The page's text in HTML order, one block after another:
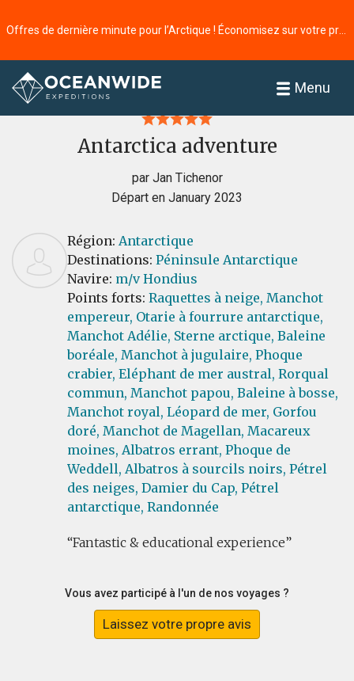
Menu
Accueil
Antarctica adventure
par Jan Tichenor
Départ en January 2023
Région: Antarctique
Destinations: Péninsule Antarctique
Navire: m/v Hondius
Points forts: Raquettes à neige, Manchot
empereur, Otarie à fourrure antarctique,
Manchot Adélie, Sterne arctique, Baleine
boréale, Manchot à jugulaire, Phoque
crabier, Eléphant de mer austral, Rorqual
commun, Manchot papou, Baleine à bosse,
Manchot royal, Léopard de mer, Gorfou
doré, Manchot de Magellan, Macareux
moines, Albatros errant, Phoque de
Weddell, Albatros à sourcils noirs, Pétrel
des neiges, Damier du Cap, Pétrel
antarctique, Randonnée
Fantastic & educational experience
Vous avez participé à l'un de nos voyages ?
Laissez votre propre avis